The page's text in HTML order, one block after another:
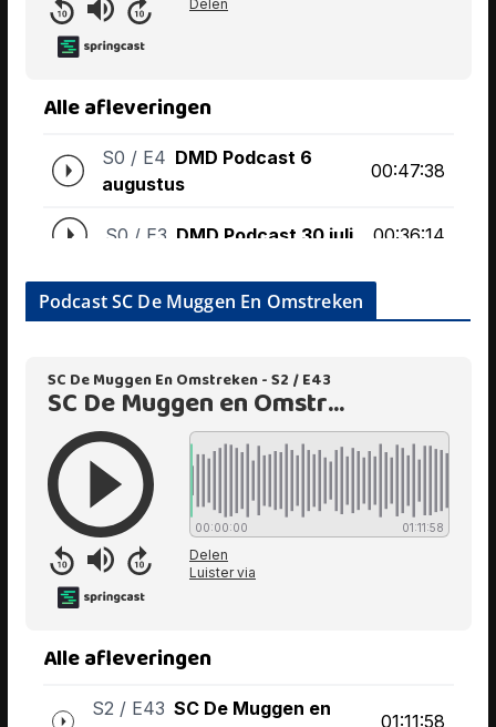
Podcast SC De Muggen En Omstreken